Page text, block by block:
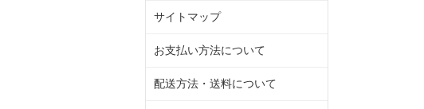
サイトマップ
お支払い方法について
配送方法・送料について